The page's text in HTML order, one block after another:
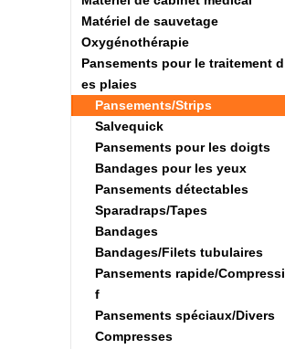
Matériel de sauvetage
Oxygénothérapie
Pansements pour le traitement d
es plaies
Pansements/Strips
Salvequick
Pansements pour les doigts
Bandages pour les yeux
Pansements détectables
Sparadraps/Tapes
Bandages
Bandages/Filets tubulaires
Pansements rapide/Compressi
f
Pansements spéciaux/Divers
Compresses